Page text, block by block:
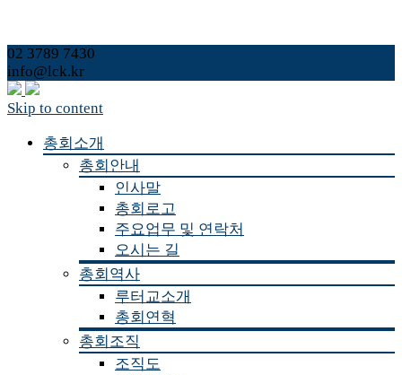
02 3789 7430
info@lck.kr
Skip to content
총회소개
총회안내
인사말
총회로고
주요업무 및 연락처
오시는 길
총회역사
루터교소개
총회연혁
총회조직
조직도